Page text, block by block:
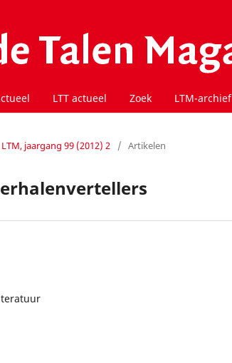
LTT actueel Zoek LTM-archief
LTM, jaargang 99 (2012) 2 / Artikelen